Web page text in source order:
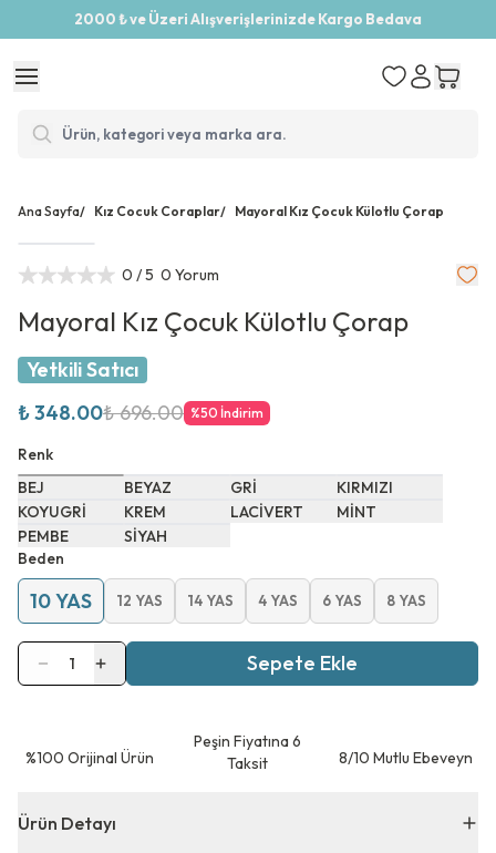
2000 ₺ ve Üzeri Alışverişlerinizde Kargo Bedava
Ana Sayfa/ Kız Cocuk Coraplar/ Mayoral Kız Çocuk Külotlu Çorap
0 / 5 0 Yorum
Mayoral Kız Çocuk Külotlu Çorap
Yetkili Satıcı
₺ 348.00₺ 696.00 %50 İndirim
Renk
BEJ
BEYAZ GRİ
KIRMIZI
KOYUGRİ
KREM LACİVERT
MİNT
PEMBE
SİYAH
Beden
10 YAS 12 YAS 14 YAS 4 YAS 6 YAS 8 YAS
1 Sepete Ekle
⁠%100 Orijinal Ürün
Peşin Fiyatına 6
Taksit
8/10 Mutlu Ebeveyn
Ürün Detayı